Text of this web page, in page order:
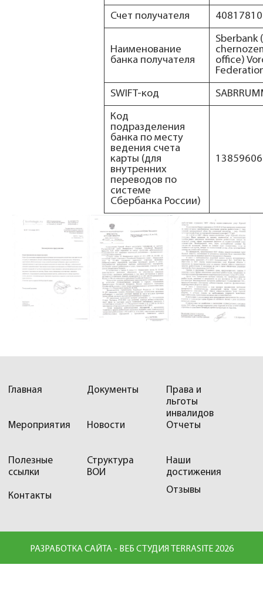
Счет получателя
Наименование
банка получателя
Sberbank
office)
SWIFT-код
Код
подразделения
банка по месту
ведения счета
карты (для
внутренних
переводов по
системе
Сбербанка России)
Главная Документы
Права и
льготы
инвалидов
Мероприятия
Новости Отчеты
Полезные
ссылки
Структура
ВОИ
Наши
достижения
Отзывы
Контакты
РАЗРАБОТКА САЙТА - ВЕБ СТУДИЯ TERRASITE 2026